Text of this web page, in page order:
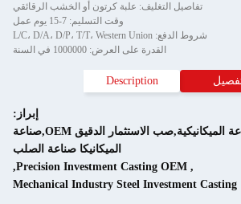
تفاصيل التغليف: علبة كرتون أو الخشب الرقائقي
وقت التسليم: 7-15 يوم عمل
شروط الدفع: L/C، D/A، D/P، T/T، Western Union
القدرة على العرض: 1000000 في السنة
Description
قطاعات الصناعة الميكانيكية,صب الاستثمار الدقيق OEM,صناعة
الميكانيكا صناعة الصلب
Precision Investment Casting OEM
,
Mechanical Industry Steel Investment